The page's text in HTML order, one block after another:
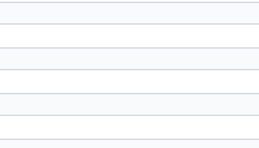
2026, Epta ha presentato MyEpta,
digitale destinata a trasformare la
nel retail. Questo strumento
della strategia evolutiva dell’azienda,